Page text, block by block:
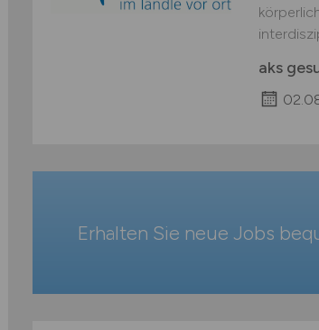
aks
Erhalten Sie neue Jobs